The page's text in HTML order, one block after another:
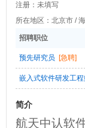
注册：未填写
所在地区：北京市 /
招聘职位
预先研究员 [急聘]
嵌入式软件研发工
简介
航天中认软